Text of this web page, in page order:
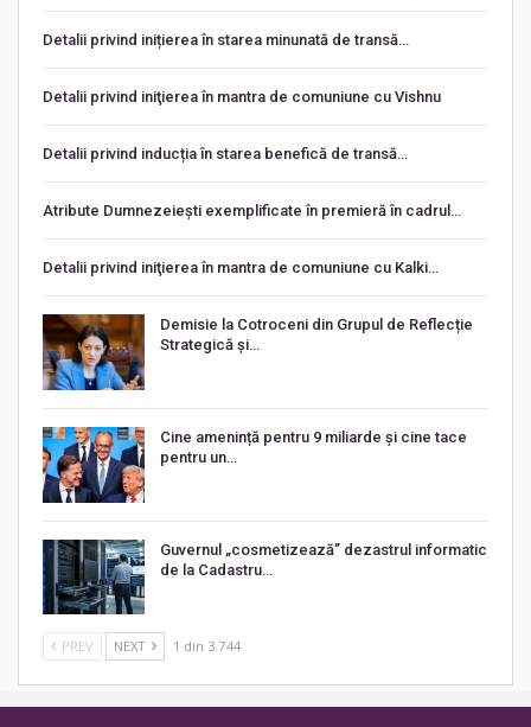
Detalii privind inițierea în starea minunată de transă…
Detalii privind iniţierea în mantra de comuniune cu Vishnu
Detalii privind inducția în starea benefică de transă…
Atribute Dumnezeiești exemplificate în premieră în cadrul…
Detalii privind iniţierea în mantra de comuniune cu Kalki…
Demisie la Cotroceni din Grupul de Reflecție
Strategică și…
Cine amenință pentru 9 miliarde și cine tace
pentru un…
Guvernul „cosmetizează” dezastrul informatic
de la Cadastru…
PREV NEXT 1 din 3.744